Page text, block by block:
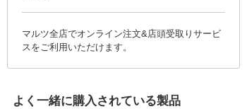
マルツ全店でオンライン注文&店頭受取りサービ
スをご利用いただけます。
よく一緒に購入されている製品